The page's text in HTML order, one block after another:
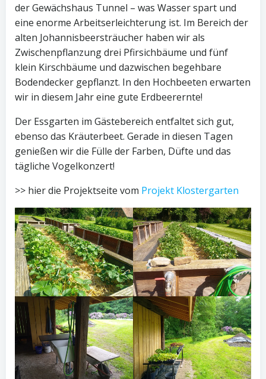
der Gewächshaus Tunnel – was Wasser spart und
eine enorme Arbeitserleichterung ist. Im Bereich der
alten Johannisbeersträucher haben wir als
Zwischenpflanzung drei Pfirsichbäume und fünf
klein Kirschbäume und dazwischen begehbare
Bodendecker gepflanzt. In den Hochbeeten erwarten
wir in diesem Jahr eine gute Erdbeerernte!
Der Essgarten im Gästebereich entfaltet sich gut,
ebenso das Kräuterbeet. Gerade in diesen Tagen
genießen wir die Fülle der Farben, Düfte und das
tägliche Vogelkonzert!
>> hier die Projektseite vom Projekt Klostergarten